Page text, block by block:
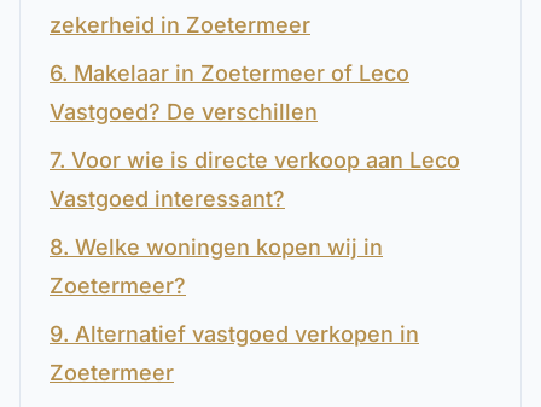
zekerheid in Zoetermeer
6. Makelaar in Zoetermeer of Leco
Vastgoed? De verschillen
7. Voor wie is directe verkoop aan Leco
Vastgoed interessant?
8. Welke woningen kopen wij in
Zoetermeer?
9. Alternatief vastgoed verkopen in
Zoetermeer